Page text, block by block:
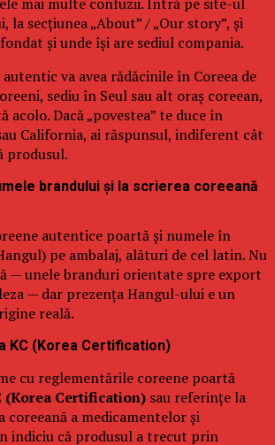
la secțiunea „About” / „Our story”, și
și unde își are sediul compania.
va avea rădăcinile în Coreea de
sediu în Seul sau alt oraș coreean,
acolo. Dacă „povestea” te duce în
California, ai răspunsul, indiferent cât
produsul.
brandului și la scrierea coreeană
autentice poartă și numele în
pe ambalaj, alături de cel latin. Nu
— unele branduri orientate spre export
— dar prezența Hangul-ului e un
reală.
KC (Korea Certification)
cu reglementările coreene poartă
(Korea Certification) sau referințe la
coreeană a medicamentelor și
indiciu că produsul a trecut prin